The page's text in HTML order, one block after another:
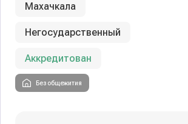
Махачкала
Негосударственный
Аккредитован
Без общежития